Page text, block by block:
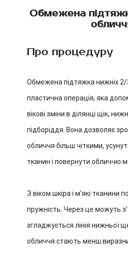
Обмежена
Про процедуру
Обмежена підтяжка нижніх
пластична операція, яка
вікові зміни в ділянці щік,
підборіддя. Вона дозволяє
обличчя більш чіткими,
тканин і повернути обличчю
З віком шкіра і м’які тканини
пружність. Через це можуть
згладжується лінія нижньої
обличчя стають менш